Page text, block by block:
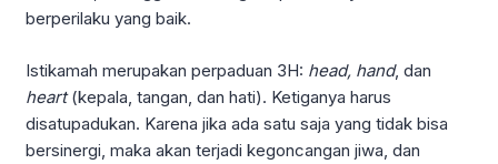
berperilaku yang baik.
Istikamah merupakan perpaduan 3H: head, hand, dan
heart(kepala, tangan, dan hati). Ketiganya harus
disatupadukan. Karena jika ada satu saja yang tidak bisa
bersinergi, maka akan terjadi kegoncangan jiwa, dan